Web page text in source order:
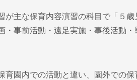
が主な保育内容演習の科目で「５
・事前活動・遠足実施・事後活動
育園内での活動と違い、園外での保